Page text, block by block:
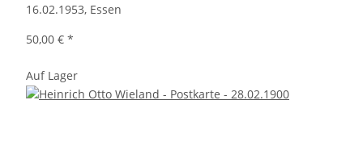
16.02.1953, Essen
50,00 € *
Auf Lager